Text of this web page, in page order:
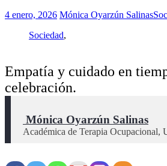
4 enero, 2026 Mónica Oyarzún Salinas
Sociedad,
Empatía y cuidado en
celebración.
Mónica Oyarzún Salinas
Académica de Terapia Ocupacional,